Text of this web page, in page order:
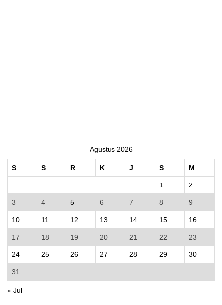
Agustus 2026
S S R K J S M
1 2
3 4 5 6 7 8 9
10 11 12 13 14 15 16
17 18 19 20 21 22 23
24 25 26 27 28 29 30
31
« Jul